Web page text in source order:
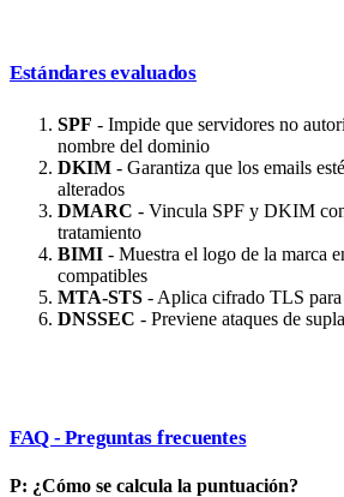
Estándares evaluados
SPF - Impide que servidores no
nombre del dominio
DKIM - Garantiza que los emails
alterados
DMARC - Vincula SPF y DKIM
tratamiento
BIMI - Muestra el logo de la marca
compatibles
MTA-STS - Aplica cifrado TLS para
DNSSEC - Previene ataques de
FAQ - Preguntas frecuentes
P: ¿Cómo se calcula la puntuación?